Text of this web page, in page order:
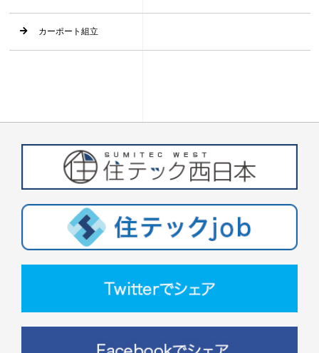
カーポート組立